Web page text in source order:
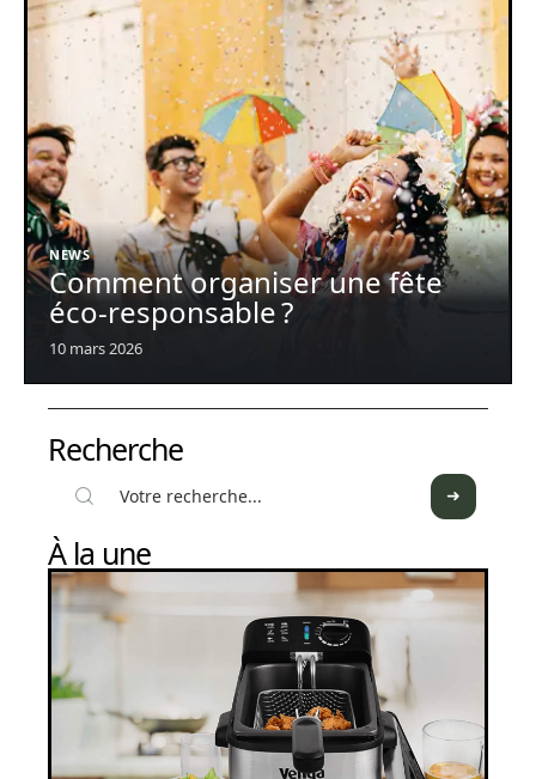
NEWS
Comment organiser une fête
éco-responsable ?
10 mars 2026
Recherche
À la une